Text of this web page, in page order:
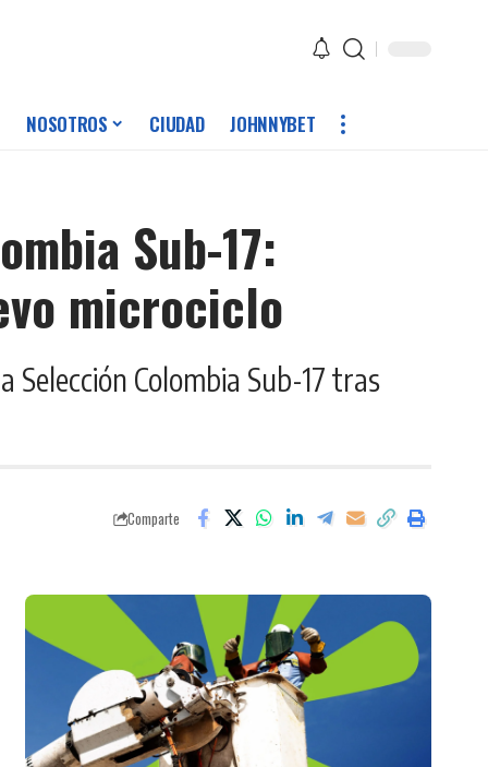
NOSOTROS CIUDAD JOHNNYBET
Sub-17:
microciclo
Colombia Sub-17 tras
Comparte